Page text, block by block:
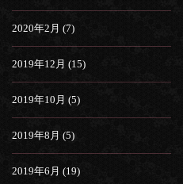
2020年2月 (7)
2019年12月 (15)
2019年10月 (5)
2019年8月 (5)
2019年6月 (19)